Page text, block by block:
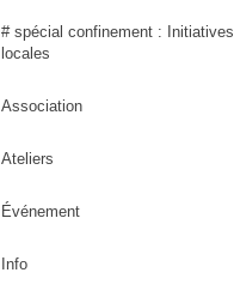
# spécial confinement : Initiatives
locales
Association
Ateliers
Événement
Info